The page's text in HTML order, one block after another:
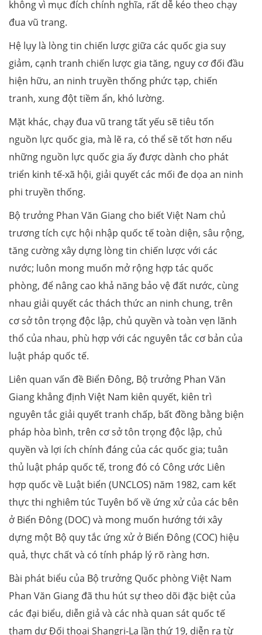
không vì mục đích chính nghĩa, rất dễ kéo theo chạy
đua vũ trang.
Hệ lụy là lòng tin chiến lược giữa các quốc gia suy
giảm, cạnh tranh chiến lược gia tăng, nguy cơ đối đầu
hiện hữu, an ninh truyền thống phức tạp, chiến
tranh, xung đột tiềm ẩn, khó lường.
Mặt khác, chạy đua vũ trang tất yếu sẽ tiêu tốn
nguồn lực quốc gia, mà lẽ ra, có thể sẽ tốt hơn nếu
những nguồn lực quốc gia ấy được dành cho phát
triển kinh tế-xã hội, giải quyết các mối đe dọa an ninh
phi truyền thống.
Bộ trưởng Phan Văn Giang cho biết Việt Nam chủ
trương tích cực hội nhập quốc tế toàn diện, sâu rộng,
tăng cường xây dựng lòng tin chiến lược với các
nước; luôn mong muốn mở rộng hợp tác quốc
phòng, để nâng cao khả năng bảo vệ đất nước, cùng
nhau giải quyết các thách thức an ninh chung, trên
cơ sở tôn trọng độc lập, chủ quyền và toàn vẹn lãnh
thổ của nhau, phù hợp với các nguyên tắc cơ bản của
luật pháp quốc tế.
Liên quan vấn đề Biển Đông, Bộ trưởng Phan Văn
Giang khẳng định Việt Nam kiên quyết, kiên trì
nguyên tắc giải quyết tranh chấp, bất đồng bằng biện
pháp hòa bình, trên cơ sở tôn trọng độc lập, chủ
quyền và lợi ích chính đáng của các quốc gia; tuân
thủ luật pháp quốc tế, trong đó có Công ước Liên
hợp quốc về Luật biển (UNCLOS) năm 1982, cam kết
thực thi nghiêm túc Tuyên bố về ứng xử của các bên
ở Biển Đông (DOC) và mong muốn hướng tới xây
dựng một Bộ quy tắc ứng xử ở Biển Đông (COC) hiệu
quả, thực chất và có tính pháp lý rõ ràng hơn.
Bài phát biểu của Bộ trưởng Quốc phòng Việt Nam
Phan Văn Giang đã thu hút sự theo dõi đặc biệt của
các đại biểu, diễn giả và các nhà quan sát quốc tế
tham dự Đối thoại Shangri-La lần thứ 19, diễn ra từ